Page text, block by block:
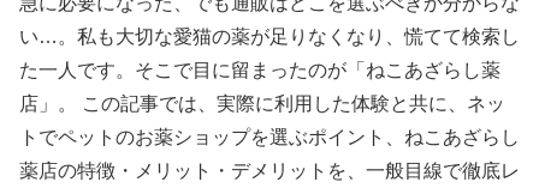
い…。私も大切な愛猫の薬が足りなくなり、慌てて検索し
た一人です。そこで目に留まったのが「ねこあざらし薬
店」。 この記事では、実際に利用した体験と共に、ネッ
トでペットのお薬ショップを選ぶポイント、ねこあざらし
薬店の特徴・メリット・デメリットを、一般目線で徹底レ